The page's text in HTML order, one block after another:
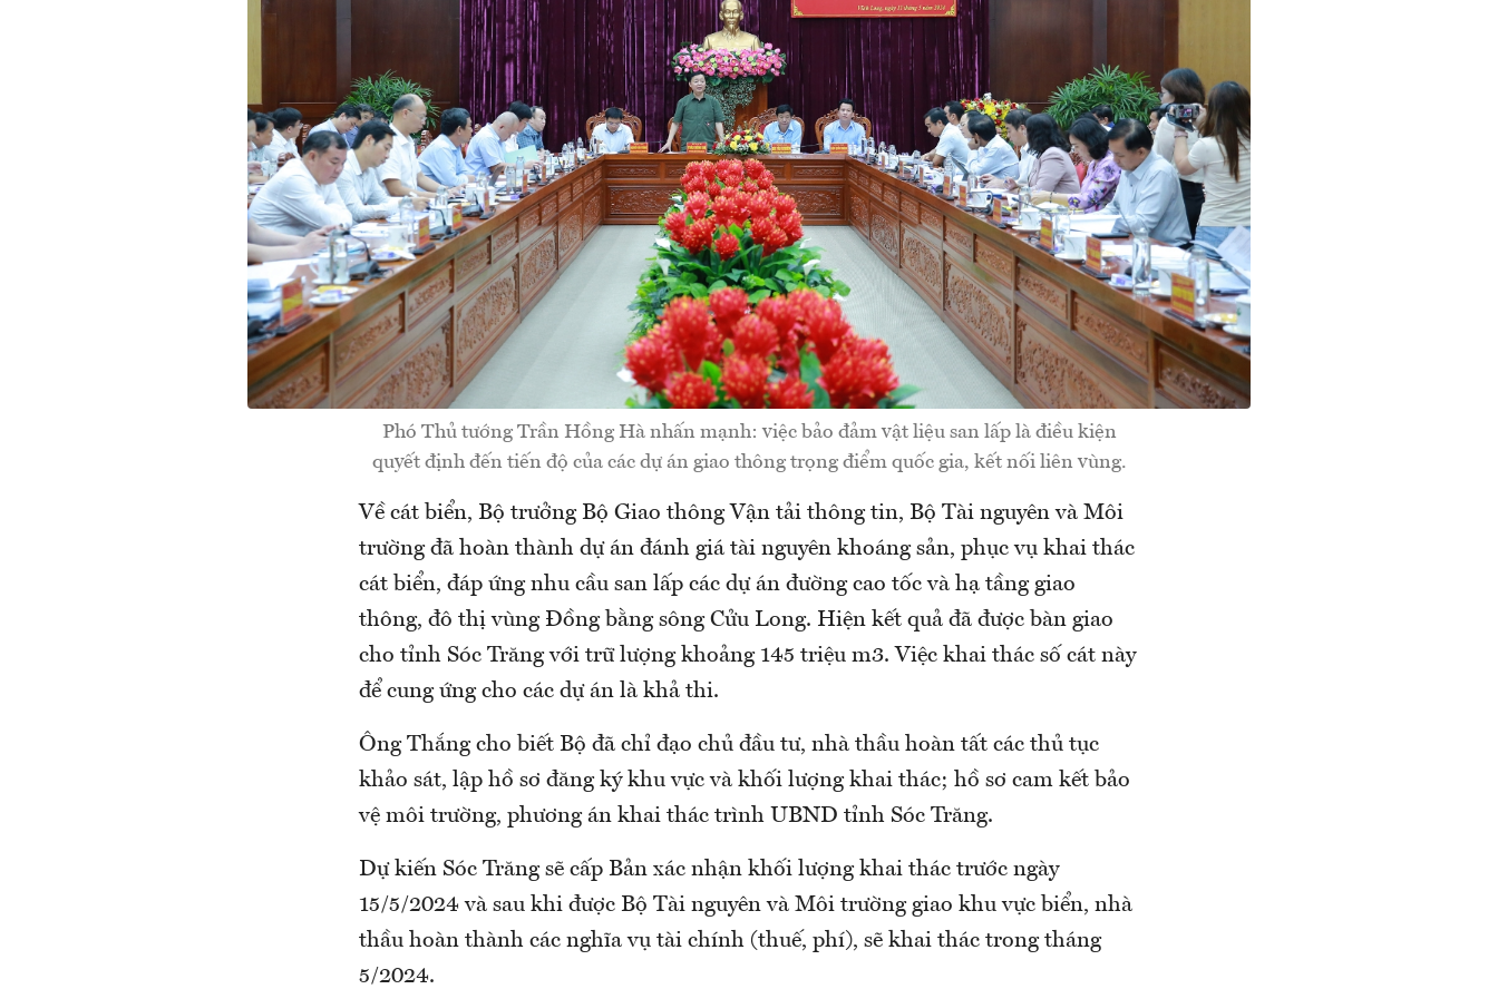
Phó Thủ tướng Trần Hồng Hà nhấn mạnh: việc bảo đảm vật liệu san lấp là điều kiện
quyết định đến tiến độ của các dự án giao thông trọng điểm quốc gia, kết nối liên vùng.
Về cát biển, Bộ trưởng Bộ Giao thông Vận tải thông tin, Bộ Tài nguyên và Môi
trường đã hoàn thành dự án đánh giá tài nguyên khoáng sản, phục vụ khai thác
cát biển, đáp ứng nhu cầu san lấp các dự án đường cao tốc và hạ tầng giao
thông, đô thị vùng Đồng bằng sông Cửu Long. Hiện kết quả đã được bàn giao
cho tỉnh Sóc Trăng với trữ lượng khoảng 145 triệu m3. Việc khai thác số cát này
để cung ứng cho các dự án là khả thi.
Ông Thắng cho biết Bộ đã chỉ đạo chủ đầu tư, nhà thầu hoàn tất các thủ tục
khảo sát, lập hồ sơ đăng ký khu vực và khối lượng khai thác; hồ sơ cam kết bảo
vệ môi trường, phương án khai thác trình UBND tỉnh Sóc Trăng.
Dự kiến Sóc Trăng sẽ cấp Bản xác nhận khối lượng khai thác trước ngày
15/5/2024 và sau khi được Bộ Tài nguyên và Môi trường giao khu vực biển, nhà
thầu hoàn thành các nghĩa vụ tài chính (thuế, phí), sẽ khai thác trong tháng
5/2024.